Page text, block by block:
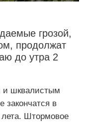
грозой,
продолжат
до утра 2
и шквалистым
закончатся в
лета. Штормовое